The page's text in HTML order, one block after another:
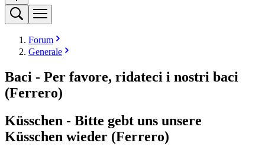
Forum
Generale
Baci - Per favore, ridateci i nostri baci
(Ferrero)
Küsschen - Bitte gebt uns unsere
Küsschen wieder (Ferrero)